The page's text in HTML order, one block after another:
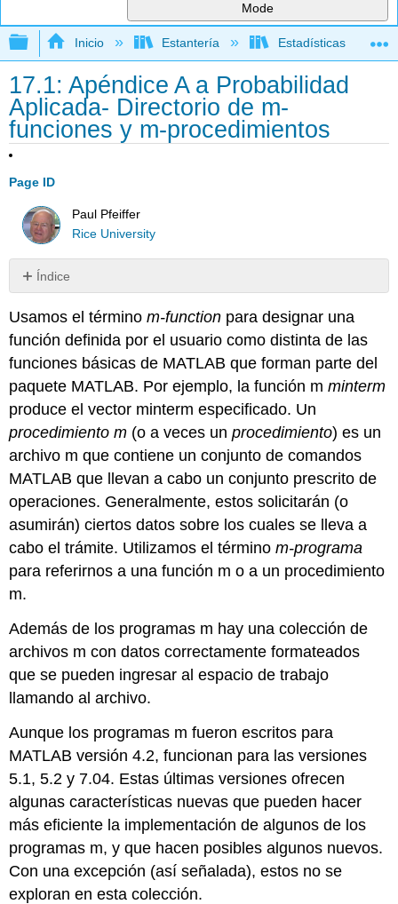
Mode
Expandir/contraer jerarquía global
Inicio Estantería Estadísticas
17.1: Apéndice A a Probabilidad
Aplicada- Directorio de m-
funciones y m-procedimientos
Page ID
Paul Pfeiffer
Rice University
Índice
de
MATLAB
Bloques
construcción
auxiliares
definidos
por
el
usuario
Vectores
y
probabilidades
minterm
Eventos
condicional
e
idependencia
condicional
Bernoulli
ensayos
multinomiales
Algunos
problemas
coincidencia
Distribuciones
Dstribuciones
binomiales,
Usamos el términom-function para designar una
función definida por el usuario como distinta de las
funciones básicas de MATLAB que forman parte del
paquete MATLAB. Por ejemplo, la función mminterm
produce el vector minterm especificado. Un
procedimiento m (o a veces unprocedimiento) es un
archivo m que contiene un conjunto de comandos
MATLAB que llevan a cabo un conjunto prescrito de
operaciones. Generalmente, estos solicitarán (o
asumirán) ciertos datos sobre los cuales se lleva a
cabo el trámite. Utilizamos el términom-programa
para referirnos a una función m o a un procedimiento
m.
Además de los programas m hay una colección de
archivos m con datos correctamente formateados
que se pueden ingresar al espacio de trabajo
llamando al archivo.
Aunque los programas m fueron escritos para
MATLAB versión 4.2, funcionan para las versiones
5.1, 5.2 y 7.04. Estas últimas versiones ofrecen
algunas características nuevas que pueden hacer
más eficiente la implementación de algunos de los
programas m, y que hacen posibles algunos nuevos.
Con una excepción (así señalada), estos no se
exploran en esta colección.